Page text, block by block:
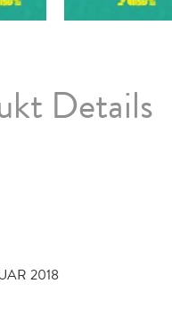
Details
2018